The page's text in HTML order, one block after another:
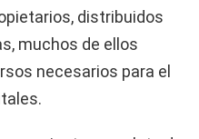
distribuidos
muchos de ellos
necesarios para el